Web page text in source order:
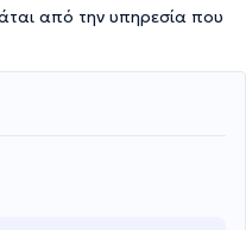
σημάδια του χρόνου.
από την υπηρεσία που